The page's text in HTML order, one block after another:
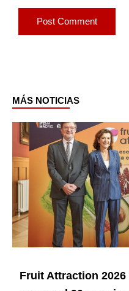
MÁS NOTICIAS
Fruit Attraction
PagePage